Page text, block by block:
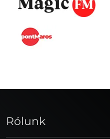
Rólunk